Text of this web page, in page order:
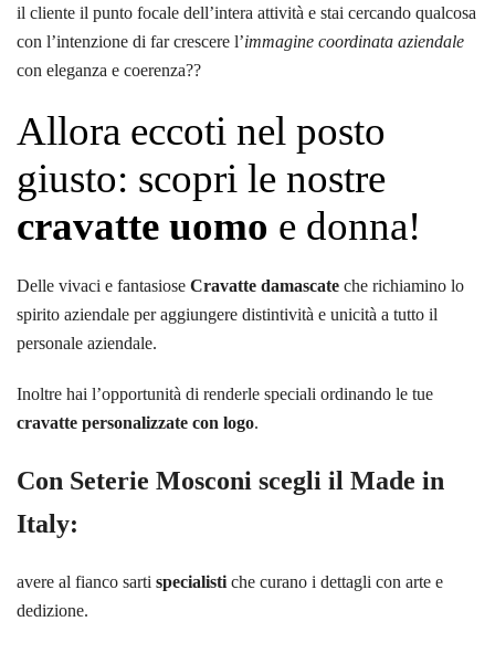
il cliente il punto focale dell’intera attività e stai cercando qualcosa
con l’intenzione di far crescere l’immagine coordinata aziendale
con eleganza e coerenza??
Allora eccoti nel posto
giusto: scopri le nostre
cravatte uomo e donna!
Delle vivaci e fantasiose Cravatte damascate che richiamino lo
spirito aziendale per aggiungere distintività e unicità a tutto il
personale aziendale.
Inoltre hai l’opportunità di renderle speciali ordinando le tue
cravatte personalizzate con logo.
Con Seterie Mosconi scegli il Made in
Italy:
avere al fianco sarti specialisti che curano i dettagli con arte e
dedizione.